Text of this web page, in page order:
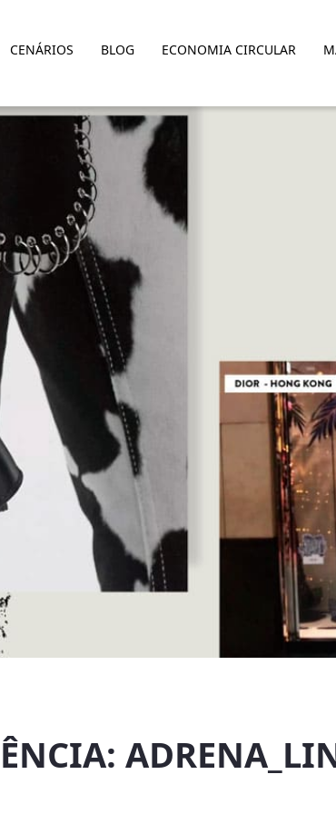
CENÁRIOS BLOG ECONOMIA CIRCULAR